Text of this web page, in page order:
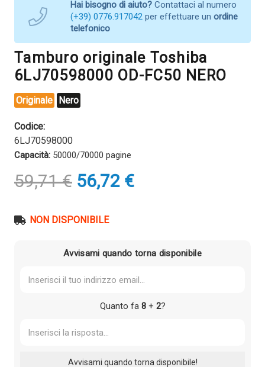
Hai bisogno di aiuto? Contattaci al numero
(+39) 0776.917042 per effettuare un ordine
telefonico
Tamburo originale Toshiba
6LJ70598000 OD-FC50 NERO
Originale Nero
Codice:
6LJ70598000
Capacità: 50000/70000 pagine
59,71€ Il
prezzo
era:
56,72 €Il
prezzo
NON DISPONIBILE
Avvisami quando torna disponibile
Quanto fa 8+ 2?